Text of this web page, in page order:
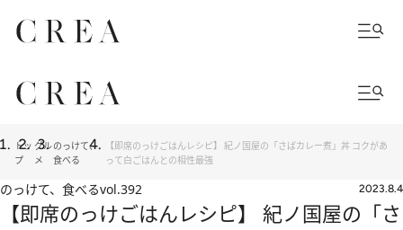
トッ
プ
グル
メ
のっけて、
食べる
【即席のっけごはんレシピ】 紀ノ国屋の「さばカレー煮」丼 コクがあ
って白ごはんとの相性最強
のっけて、食べるvol.392 2023.8.4
【即席のっけごはんレシピ】 紀ノ国屋の「さ